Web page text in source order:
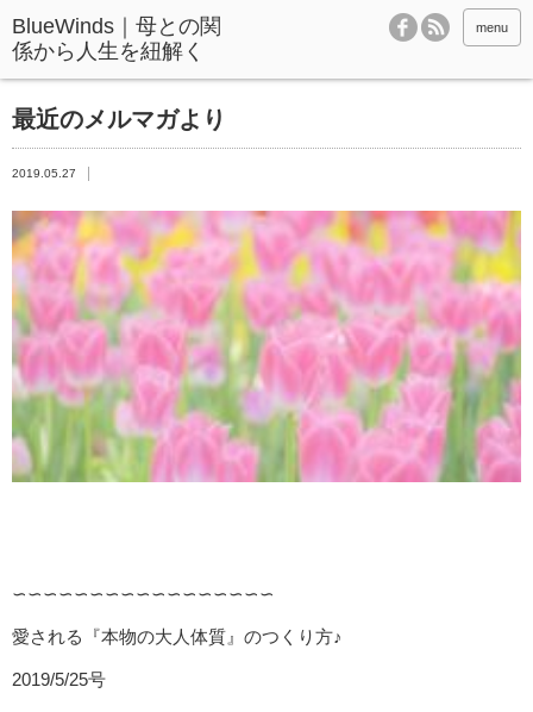
BlueWinds｜母との関
係から人生を紐解く
menu
最近のメルマガより
2019.05.27
∽∽∽∽∽∽∽∽∽∽∽∽∽∽∽∽∽
愛される『本物の大人体質』のつくり方♪
2019/5/25号